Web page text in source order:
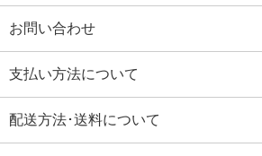
お問い合わせ
支払い方法について
配送方法･送料について